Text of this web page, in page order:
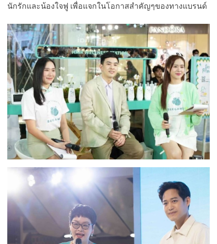
นักรักและน้องใจฟู เพื่อแจกในโอกาสสำคัญๆของทางแบรนด์